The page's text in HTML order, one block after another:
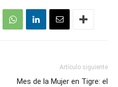
Artículo siguiente
Mes de la Mujer en Tigre: el